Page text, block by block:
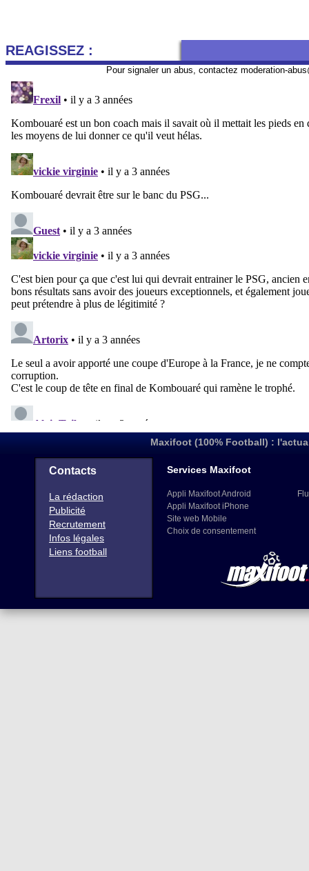
REAGISSEZ :
Pour signaler un abus, contactez moderation-
Maxifoot (100% Football) :
Contacts
La rédaction
Publicité
Recrutement
Infos légales
Liens football
Services Maxifoot
Appli Maxifoot Android
Appli Maxifoot iPhone
Site web Mobile
Choix de consentement